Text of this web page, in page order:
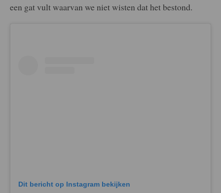
een gat vult waarvan we niet wisten dat het bestond.
Dit bericht op Instagram bekijken